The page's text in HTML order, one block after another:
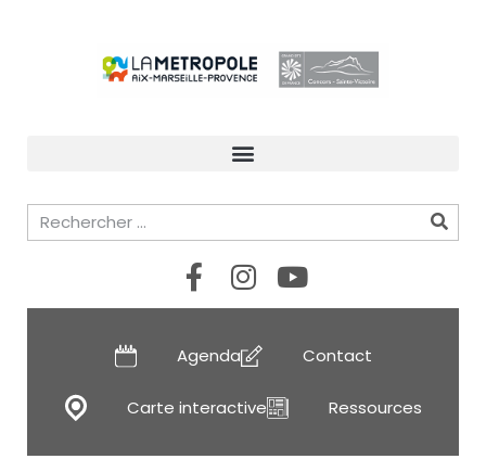
Agenda Contact
Carte interactive Ressources